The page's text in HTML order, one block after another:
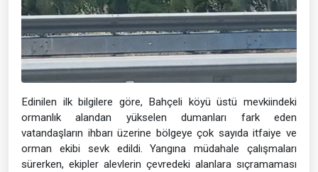
Edinilen ilk bilgilere göre, Bahçeli köyü üstü mevkiindeki
ormanlık alandan yükselen dumanları fark eden
vatandaşların ihbarı üzerine bölgeye çok sayıda itfaiye ve
orman ekibi sevk edildi. Yangına müdahale çalışmaları
sürerken, ekipler alevlerin çevredeki alanlara sıçramaması